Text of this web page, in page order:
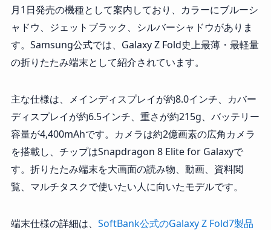
月1日発売の機種として案内しており、カラーにブルーシ
ャドウ、ジェットブラック、シルバーシャドウがありま
す。Samsung公式では、Galaxy Z Fold史上最薄・最軽量
の折りたたみ端末として紹介されています。
主な仕様は、メインディスプレイが約8.0インチ、カバー
ディスプレイが約6.5インチ、重さが約215g、バッテリー
容量が4,400mAhです。カメラは約2億画素の広角カメラ
を搭載し、チップはSnapdragon 8 Elite for Galaxyで
す。折りたたみ端末を大画面の読み物、動画、資料閲
覧、マルチタスクで使いたい人に向いたモデルです。
端末仕様の詳細は、 SoftBank公式のGalaxy Z Fold7製品